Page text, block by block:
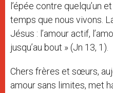
l’épée contre quelqu’un
temps que nous vivons.
Jésus : l’amour actif,
jusqu’au bout » (Jn 13, 1).
Chers frères et sœurs,
amour sans limites, met